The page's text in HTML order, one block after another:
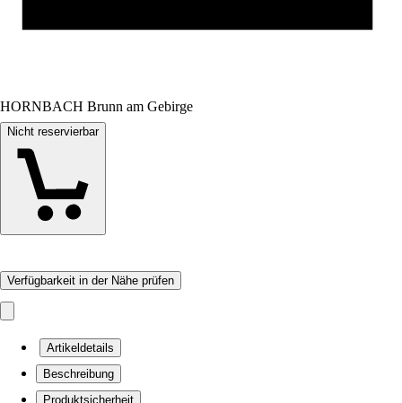
HORNBACH Brunn am Gebirge
Nicht reservierbar
Verfügbarkeit in der Nähe prüfen
Artikeldetails
Beschreibung
Produktsicherheit